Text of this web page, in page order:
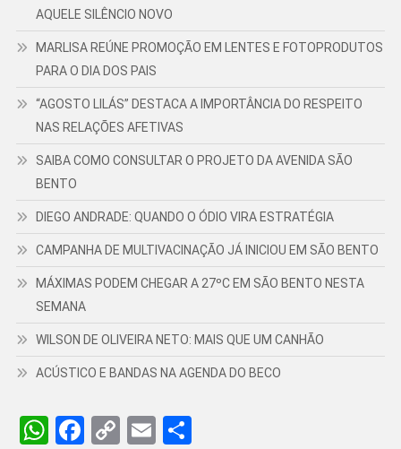
AQUELE SILÊNCIO NOVO
MARLISA REÚNE PROMOÇÃO EM LENTES E FOTOPRODUTOS
PARA O DIA DOS PAIS
“AGOSTO LILÁS” DESTACA A IMPORTÂNCIA DO RESPEITO
NAS RELAÇÕES AFETIVAS
SAIBA COMO CONSULTAR O PROJETO DA AVENIDA SÃO
BENTO
DIEGO ANDRADE: QUANDO O ÓDIO VIRA ESTRATÉGIA
CAMPANHA DE MULTIVACINAÇÃO JÁ INICIOU EM SÃO BENTO
MÁXIMAS PODEM CHEGAR A 27ºC EM SÃO BENTO NESTA
SEMANA
WILSON DE OLIVEIRA NETO: MAIS QUE UM CANHÃO
ACÚSTICO E BANDAS NA AGENDA DO BECO
WhatsApp
Facebook
CopyEmailShare